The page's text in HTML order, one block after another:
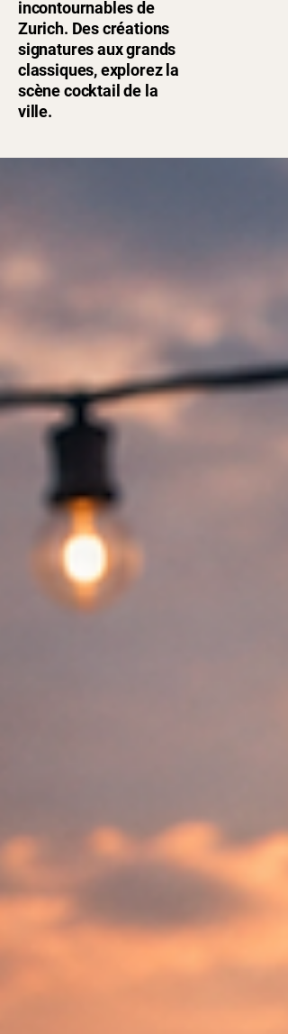
incontournables de
Zurich. Des créations
signatures aux grands
classiques, explorez la
scène cocktail de la
ville.